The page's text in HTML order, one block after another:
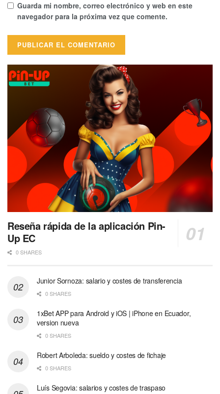
Guarda mi nombre, correo electrónico y web en este
navegador para la próxima vez que comente.
Alternative:
Reseña rápida de la aplicación Pin-
Up EC
0 SHARES
Junior Sornoza: salario y costes de transferencia
0 SHARES
1xBet APP para Android y iOS | iPhone en Ecuador,
version nueva
0 SHARES
Robert Arboleda: sueldo y costes de fichaje
0 SHARES
Luís Segovia: salarios y costes de traspaso